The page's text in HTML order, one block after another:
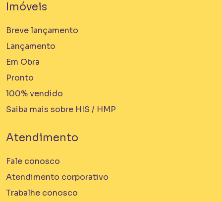
Imóveis
Breve lançamento
Lançamento
Em Obra
Pronto
100% vendido
Saiba mais sobre HIS / HMP
Atendimento
Fale conosco
Atendimento corporativo
Trabalhe conosco